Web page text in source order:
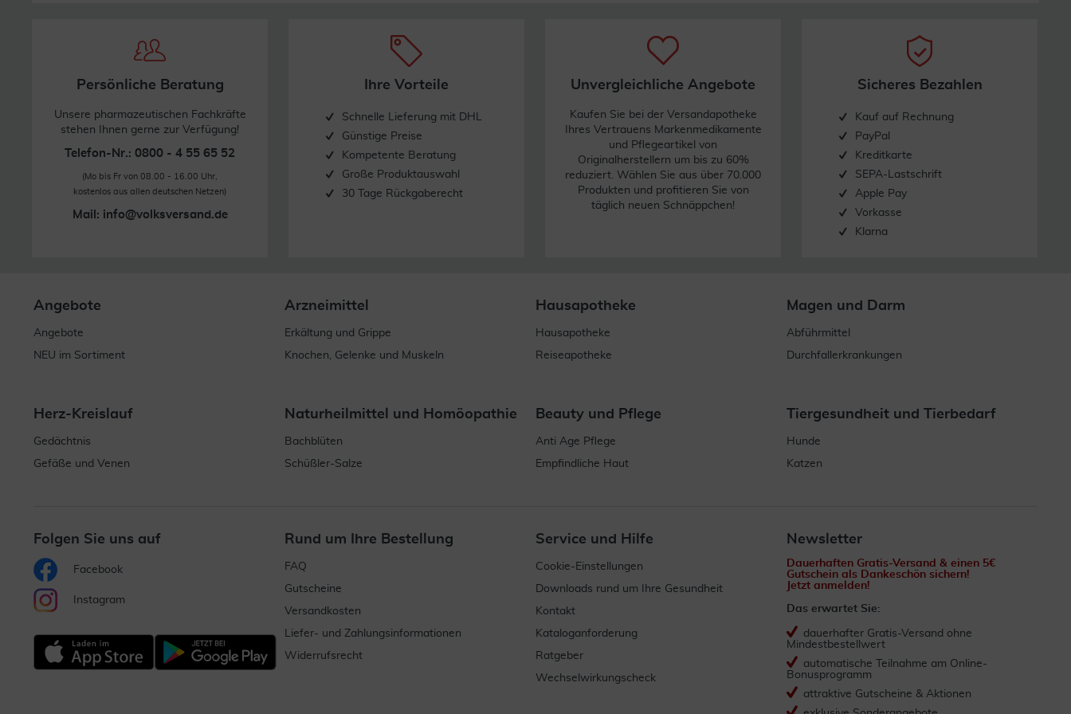
Persönliche Beratung
Unsere pharmazeutischen Fachkräfte
stehen Ihnen gerne zur Verfügung!
Telefon-Nr.: 0800 - 4 55 65 52
(Mo bis Fr von 08.00 - 16.00 Uhr,
kostenlos aus allen deutschen Netzen)
Mail: info@volksversand.de
Ihre Vorteile
Schnelle Lieferung mit DHL
Günstige Preise
Kompetente Beratung
Große Produktauswahl
30 Tage Rückgaberecht
Unvergleichliche Angebote
Kaufen Sie bei der Versandapotheke
Ihres Vertrauens Markenmedikamente
und Pflegeartikel von
Originalherstellern um bis zu 60%
reduziert. Wählen Sie aus über 70.000
Produkten und profitieren Sie von
täglich neuen Schnäppchen!
Sicheres Bezahlen
Kauf auf Rechnung
PayPal
Kreditkarte
SEPA-Lastschrift
Apple Pay
Vorkasse
Klarna
Angebote
Angebote
NEU im Sortiment
Arzneimittel
Erkältung und Grippe
Knochen, Gelenke und Muskeln
Hausapotheke
Hausapotheke
Reiseapotheke
Magen und Darm
Abführmittel
Durchfallerkrankungen
Herz-Kreislauf
Gedächtnis
Gefäße und Venen
Naturheilmittel und Homöopathie
Bachblüten
Schüßler-Salze
Beauty und Pflege
Anti Age Pflege
Empfindliche Haut
Tiergesundheit und Tierbedarf
Hunde
Katzen
Folgen Sie uns auf
Facebook
Instagram
Rund um Ihre Bestellung
FAQ
Gutscheine
Versandkosten
Liefer- und Zahlungsinformationen
Widerrufsrecht
Service und Hilfe
Cookie-Einstellungen
Downloads rund um Ihre Gesundheit
Kontakt
Kataloganforderung
Ratgeber
Wechselwirkungscheck
Newsletter
Dauerhaften Gratis-Versand & einen 5€
Gutschein als Dankeschön sichern!
Jetzt anmelden!
Das erwartet Sie:
dauerhafter Gratis-Versand ohne
Mindestbestellwert
automatische Teilnahme am Online-
Bonusprogramm
attraktive Gutscheine & Aktionen